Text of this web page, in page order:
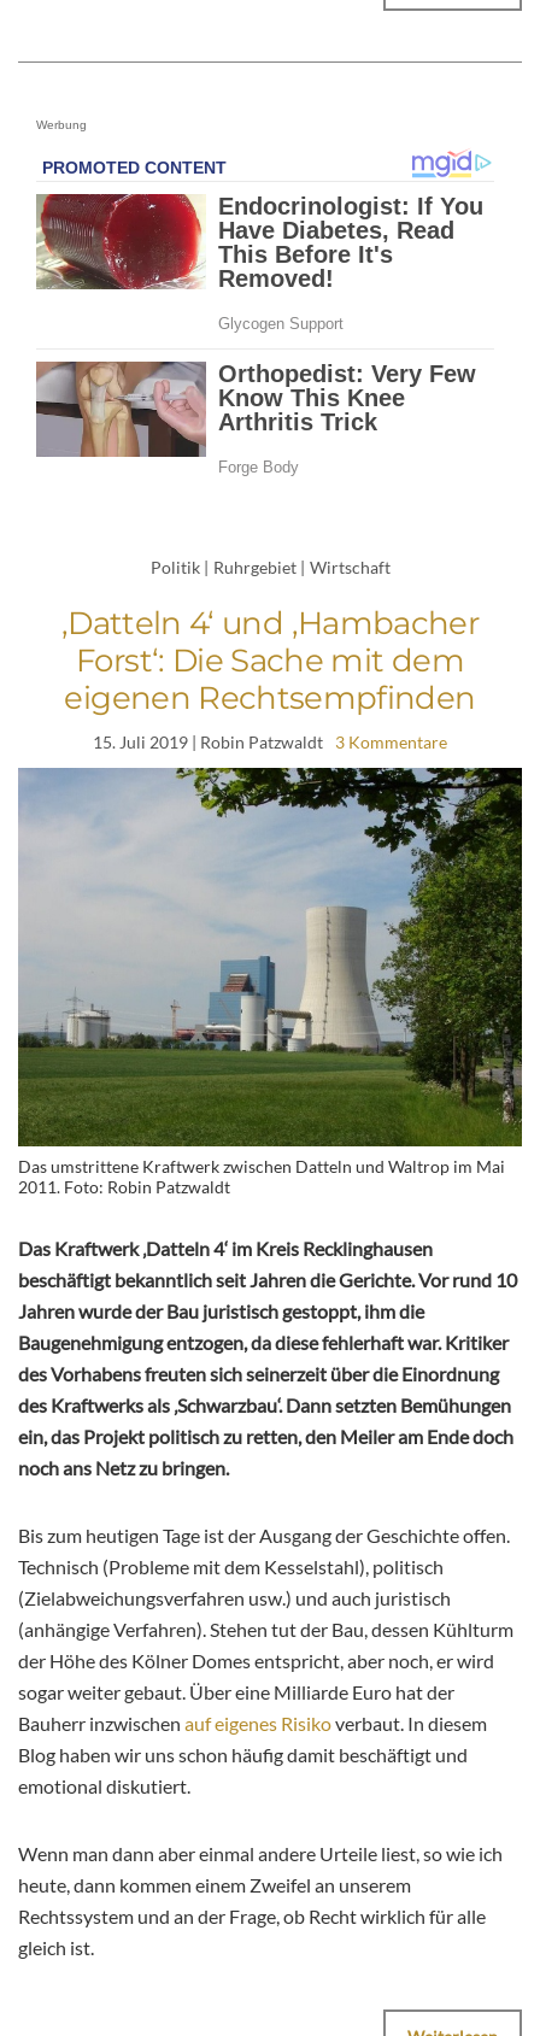
Werbung
Politik | Ruhrgebiet | Wirtschaft
‚Datteln 4‘ und ‚Hambacher
Forst‘: Die Sache mit dem
eigenen Rechtsempfinden
15. Juli 2019 | Robin Patzwaldt 3 Kommentare
Das umstrittene Kraftwerk zwischen Datteln und Waltrop im Mai
2011. Foto: Robin Patzwaldt
Das Kraftwerk ‚Datteln 4‘ im Kreis Recklinghausen
beschäftigt bekanntlich seit Jahren die Gerichte. Vor rund 10
Jahren wurde der Bau juristisch gestoppt, ihm die
Baugenehmigung entzogen, da diese fehlerhaft war. Kritiker
des Vorhabens freuten sich seinerzeit über die Einordnung
des Kraftwerks als ‚Schwarzbau‘. Dann setzten Bemühungen
ein, das Projekt politisch zu retten, den Meiler am Ende doch
noch ans Netz zu bringen.
Bis zum heutigen Tage ist der Ausgang der Geschichte offen.
Technisch (Probleme mit dem Kesselstahl), politisch
(Zielabweichungsverfahren usw.) und auch juristisch
(anhängige Verfahren). Stehen tut der Bau, dessen Kühlturm
der Höhe des Kölner Domes entspricht, aber noch, er wird
sogar weiter gebaut. Über eine Milliarde Euro hat der
Bauherr inzwischen auf eigenes Risikoverbaut. In diesem
Blog haben wir uns schon häufig damit beschäftigt und
emotional diskutiert.
Wenn man dann aber einmal andere Urteile liest, so wie ich
heute, dann kommen einem Zweifel an unserem
Rechtssystem und an der Frage, ob Recht wirklich für alle
gleich ist.